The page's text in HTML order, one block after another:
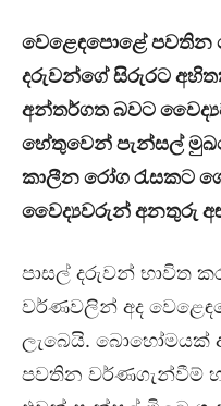
වෙළෙඳපොළේ
දරුවන්ගේ සිරුරට
අන්තර්ගත බවට
හේතුවෙන් පැන්සල්
කාලීන රෝග රැසකට
වෛද්‍යවරුන් අනතුරු
පාසල් දරුවන් භාවිත
වර්ණවලින් අද
ලැබෙයි.
පවතින වර්ණගැන්වීම්